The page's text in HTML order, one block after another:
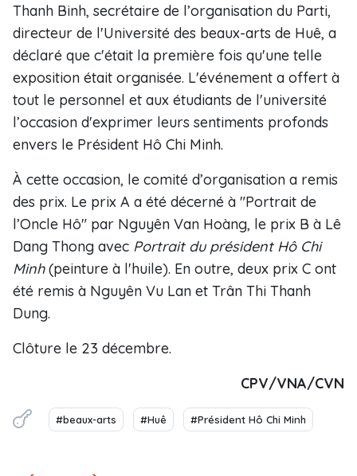
Thanh Binh, secrétaire de l’organisation du Parti,
directeur de l'Université des beaux-arts de Huê, a
déclaré que c'était la première fois qu'une telle
exposition était organisée. L'événement a offert à
tout le personnel et aux étudiants de l'université
l’occasion d'exprimer leurs sentiments profonds
envers le Président Hô Chi Minh.
À cette occasion, le comité d’organisation a remis
des prix. Le prix A a été décerné à "Portrait de
l’Oncle Hô" par Nguyên Van Hoàng, le prix B à Lê
Dang Thong avec Portrait du président Hô Chi
Minh(peinture à l'huile). En outre, deux prix C ont
été remis à Nguyên Vu Lan et Trân Thi Thanh
Dung.
Clôture le 23 décembre.
CPV/VNA/CVN
#beaux-arts #Huê #Président Hô Chi Minh